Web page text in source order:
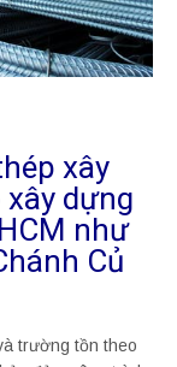
xây
dựng
như
Củ
trường tồn theo